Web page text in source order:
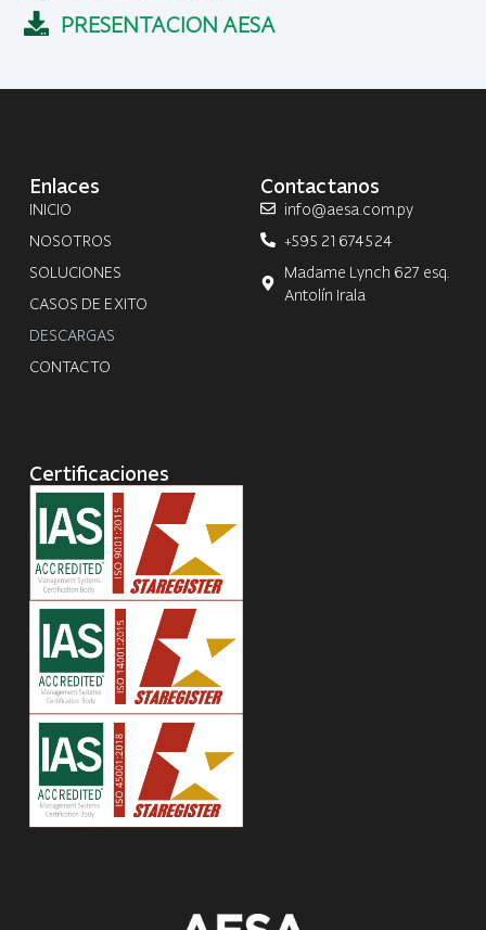
PRESENTACION AESA
Enlaces
INICIO
NOSOTROS
SOLUCIONES
CASOS DE EXITO
DESCARGAS
CONTACTO
Contactanos
info@aesa.com.py
+595 21 674524
Madame Lynch 627 esq.
Antolín Irala
Certificaciones